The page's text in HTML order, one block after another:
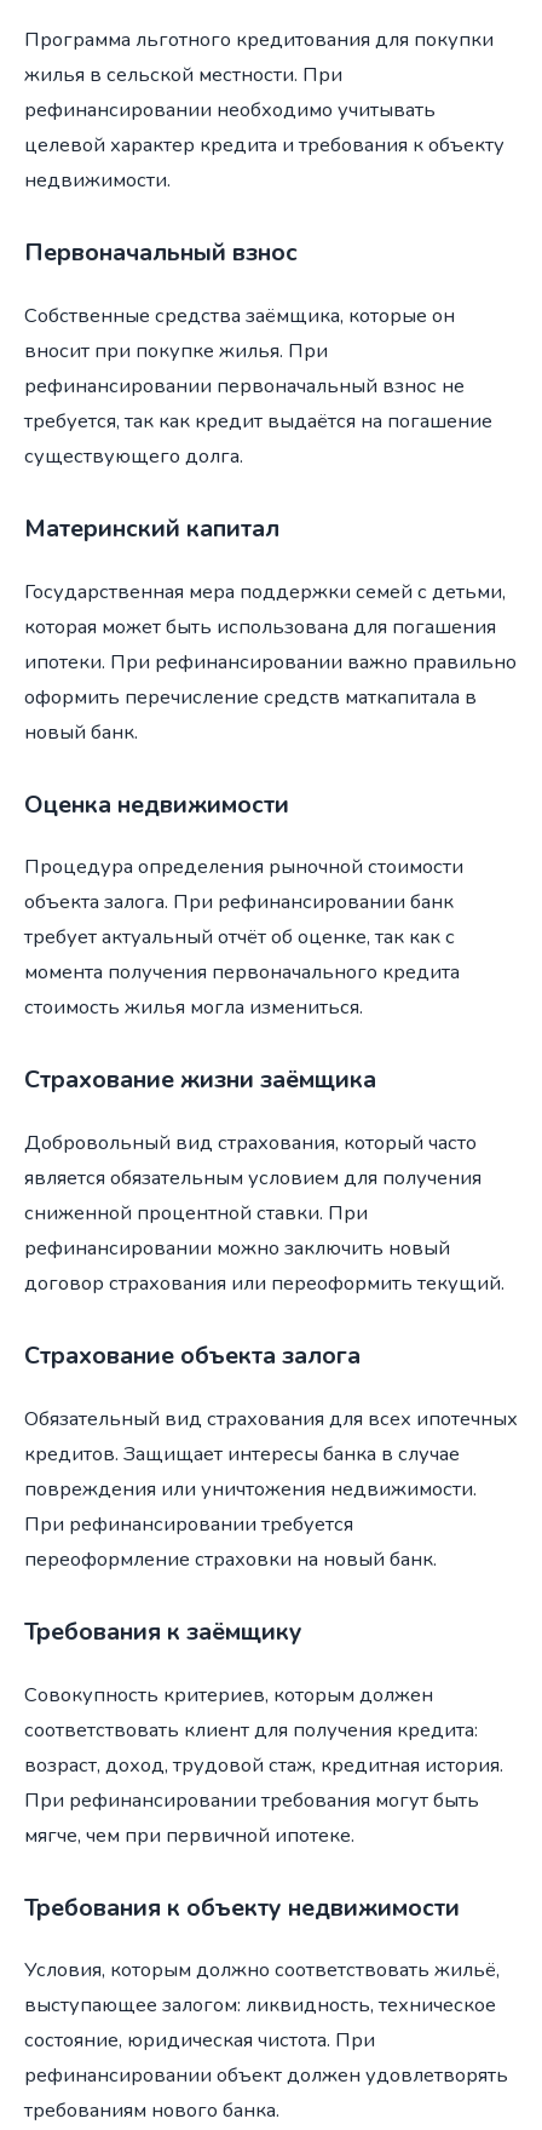
Программа льготного кредитования для покупки
жилья в сельской местности. При
рефинансировании необходимо учитывать
целевой характер кредита и требования к объекту
недвижимости.
Первоначальный взнос
Собственные средства заёмщика, которые он
вносит при покупке жилья. При
рефинансировании первоначальный взнос не
требуется, так как кредит выдаётся на погашение
существующего долга.
Материнский капитал
Государственная мера поддержки семей с детьми,
которая может быть использована для погашения
ипотеки. При рефинансировании важно правильно
оформить перечисление средств маткапитала в
новый банк.
Оценка недвижимости
Процедура определения рыночной стоимости
объекта залога. При рефинансировании банк
требует актуальный отчёт об оценке, так как с
момента получения первоначального кредита
стоимость жилья могла измениться.
Страхование жизни заёмщика
Добровольный вид страхования, который часто
является обязательным условием для получения
сниженной процентной ставки. При
рефинансировании можно заключить новый
договор страхования или переоформить текущий.
Страхование объекта залога
Обязательный вид страхования для всех ипотечных
кредитов. Защищает интересы банка в случае
повреждения или уничтожения недвижимости.
При рефинансировании требуется
переоформление страховки на новый банк.
Требования к заёмщику
Совокупность критериев, которым должен
соответствовать клиент для получения кредита:
возраст, доход, трудовой стаж, кредитная история.
При рефинансировании требования могут быть
мягче, чем при первичной ипотеке.
Требования к объекту недвижимости
Условия, которым должно соответствовать жильё,
выступающее залогом: ликвидность, техническое
состояние, юридическая чистота. При
рефинансировании объект должен удовлетворять
требованиям нового банка.